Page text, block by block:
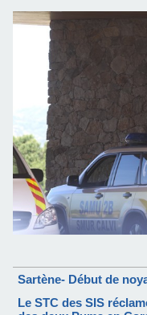
Sartène- Début de
Le STC des SIS